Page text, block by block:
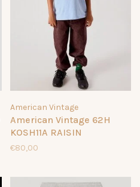
American Vintage
American Vintage 62H
KOSH11A RAISIN
€80,00